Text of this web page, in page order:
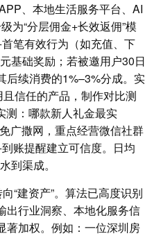
、本地生活服务平台、AI
为“分层佣金+长效返佣”模
笔有效行为（如充值、下
基础奖励；若被邀用户30日
后续消费的1%–3%分成。实
信任的产品，制作对比测
测：哪款新人礼金最实
广撒网，重点经营微信社群
账提醒建立可信度。日均
到渠成。
“建资产”。算法已高度识别
出行业洞察、本地化服务信
著加权。例如：一位深圳房